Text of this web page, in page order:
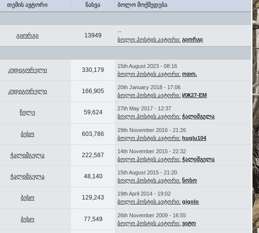
თემის ავტორი ნახვა
ბოლო მოქმედება
გიორგი 13949
--
ბოლო პოსტის ავტორი: გიორგი
კუდიგორელი 330,179
15th August 2023 - 08:16
ბოლო პოსტის ავტორი: ოთო.
კუდიგორელი 166,905
20th January 2018 - 17:06
ბოლო პოსტის ავტორი: ИЖ27-ЕМ
ჩელე 59,624
27th May 2017 - 12:37
ბოლო პოსტის ავტორი: ჭალიმგელა
ბესო 603,786
29th November 2016 - 21:26
ბოლო პოსტის ავტორი: huglu104
ჭალიმგელა 222,587
14th November 2015 - 22:32
ბოლო პოსტის ავტორი: ჭალიმგელა
ჭალიმგელა 48,140
15th August 2015 - 21:20
ბოლო პოსტის ავტორი: ნოსო
ბესო 129,243
19th April 2014 - 19:02
ბოლო პოსტის ავტორი: gigolo
ბესო 77,549
26th November 2009 - 16:55
ბოლო პოსტის ავტორი: ვიტო